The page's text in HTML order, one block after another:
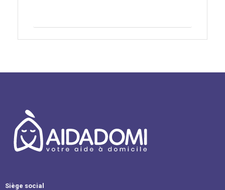
Siège social